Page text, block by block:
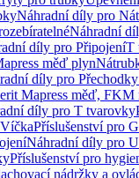
Náhradní díly pro
Náhradní
díly pro PřipojeníT
měď plyn
díly pro
Mapress měď, FKM
díly pro T tvarovky
Příslušenství pro
Náhradní díly pro
Příslušenství pro
nádržky a